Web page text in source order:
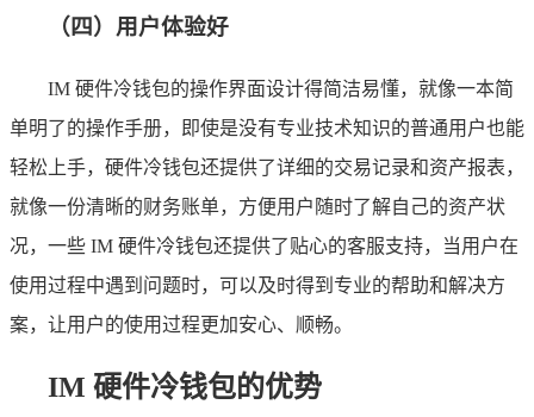
（四）用户体验好
IM 硬件冷钱包的操作界面设计得简洁易懂，就像一本简
单明了的操作手册，即使是没有专业技术知识的普通用户也能
轻松上手，硬件冷钱包还提供了详细的交易记录和资产报表，
就像一份清晰的财务账单，方便用户随时了解自己的资产状
况，一些 IM 硬件冷钱包还提供了贴心的客服支持，当用户在
使用过程中遇到问题时，可以及时得到专业的帮助和解决方
案，让用户的使用过程更加安心、顺畅。
IM 硬件冷钱包的优势